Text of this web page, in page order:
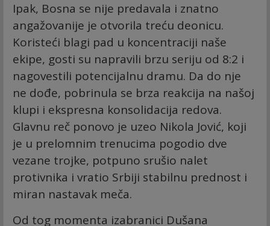
Ipak, Bosna se nije predavala i znatno
angažovanije je otvorila treću deonicu.
Koristeći blagi pad u koncentraciji naše
ekipe, gosti su napravili brzu seriju od 8:2 i
nagovestili potencijalnu dramu. Da do nje
ne dođe, pobrinula se brza reakcija na našoj
klupi i ekspresna konsolidacija redova.
Glavnu reč ponovo je uzeo Nikola Jović, koji
je u prelomnim trenucima pogodio dve
vezane trojke, potpuno srušio nalet
protivnika i vratio Srbiji stabilnu prednost i
miran nastavak meča.
Od tog momenta izabranici Dušana